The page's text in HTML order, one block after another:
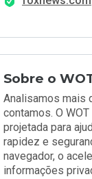
Sobre o
Analisamos mais
contamos. O
projetada para
rapidez e
navegador, o
informações